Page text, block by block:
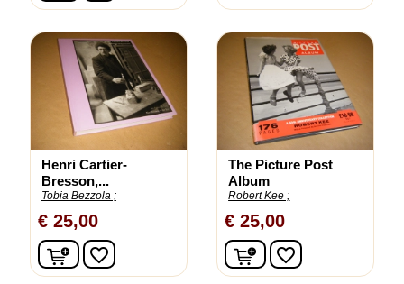
Henri Cartier-
Bresson,...
Tobia Bezzola ;
€ 25,00
In winkelwagen
favorite_border
The Picture Post
Album
Robert Kee ;
€ 25,00
In winkelwagen
favorite_border